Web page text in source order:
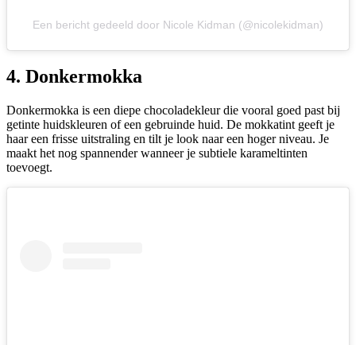
Een bericht gedeeld door Nicole Kidman (@nicolekidman)
4. Donkermokka
Donkermokka is een diepe chocoladekleur die vooral goed past bij
getinte huidskleuren of een gebruinde huid. De mokkatint geeft je
haar een frisse uitstraling en tilt je look naar een hoger niveau. Je
maakt het nog spannender wanneer je subtiele karameltinten
toevoegt.